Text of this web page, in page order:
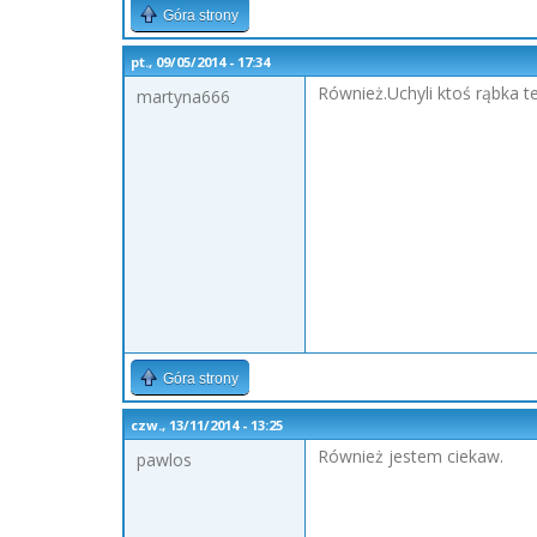
Góra strony
pt., 09/05/2014 - 17:34
martyna666
Również.Uchyli ktoś rąbka
Góra strony
czw., 13/11/2014 - 13:25
pawlos
Również jestem ciekaw.